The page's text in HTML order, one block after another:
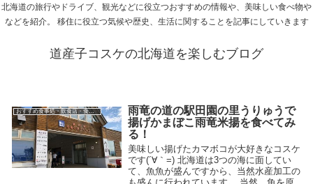
北海道の旅行やドライブ、観光などに役立つおすすめの情報や、美味しい食べ物や
などを紹介。 移住に役立つ気候や歴史、生活に関することを記事にしていきます
道産子コスケの北海道を楽しむブログ
おすすめ食事処・飲食店・食べ物
雨竜の道の駅田園の里うりゅうで
揚げかまぼこ雨竜米揚を食べてみ
る！
美味しい揚げたカマボコが大好きなコスケ
です(´∀｀=) 北海道は3つの海に面してい
て、魚魚が盛んですから、当然水産加工の